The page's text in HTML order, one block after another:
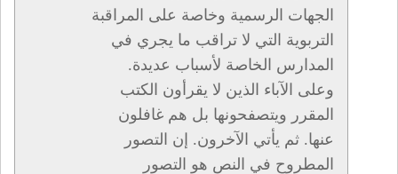
الجهات الرسمية وخاصة على المراقبة
التربوية التي لا تراقب ما يجري في
المدارس الخاصة لأسباب عديدة.
وعلى الآباء الذين لا يقرأون الكتب
المقرر ويتصفحونها بل هم غافلون
عنها. ثم يأتي الآخرون. إن التصور
المطروح في النص هو التصور